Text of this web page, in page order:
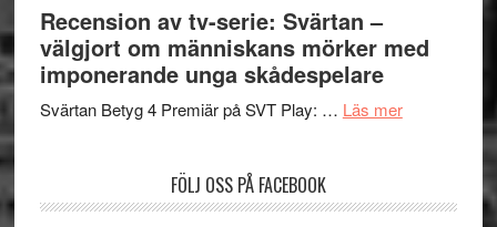
rolig
spännande
Chan
valet
kan
Recension av tv-serie: Svärtan –
välgjort om människans mörker med
imponerande unga skådespelare
Svärtan Betyg 4 Premiär på SVT Play: … Läs merom
serie:
FÖLJ OSS PÅ FACEBOOK